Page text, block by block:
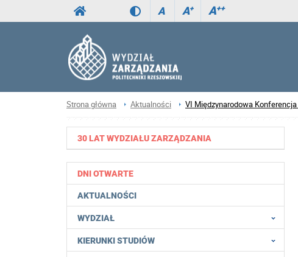
A A+ A++
Strona główna Aktualności VI Międzynarodowa
30 LAT WYDZIAŁU ZARZĄDZANIA
DNI OTWARTE
AKTUALNOŚCI
WYDZIAŁ
KIERUNKI STUDIÓW